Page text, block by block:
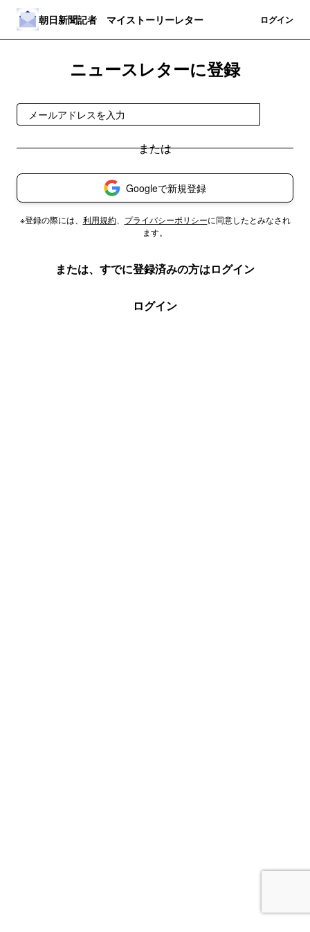
朝日新聞記者 マイストーリーレター ログイン
ニュースレターに登録
Googleで新規登録
※登録の際には、 利用規約、 プライバシーポリシーに同意したとみなされ
ます。
または、すでに登録済みの方はログイン
ログイン